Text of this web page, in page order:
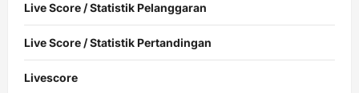
Live Score / Statistik Pelanggaran
Live Score / Statistik Pertandingan
Livescore